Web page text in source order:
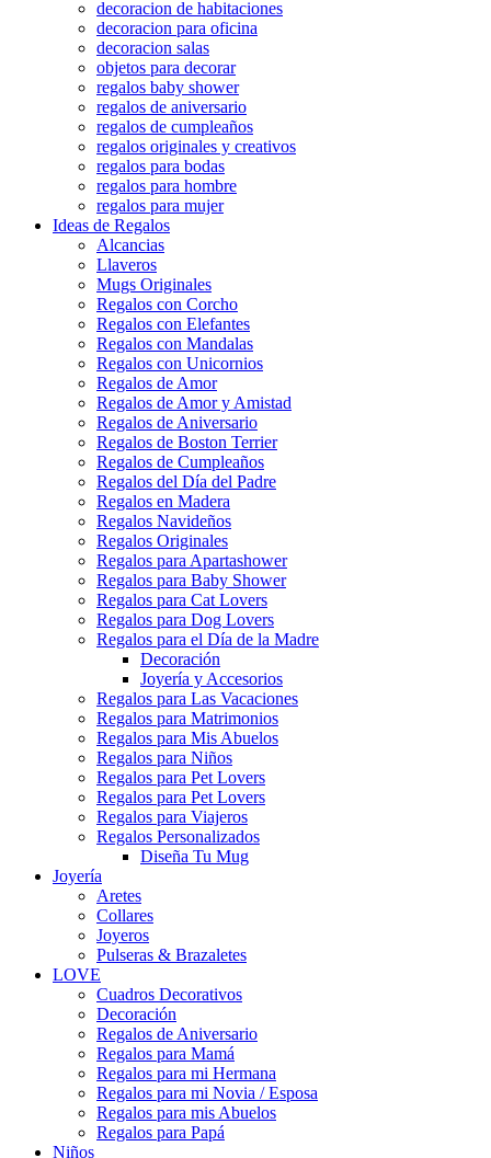
decoracion de habitaciones
decoracion para oficina
decoracion salas
objetos para decorar
regalos baby shower
regalos de aniversario
regalos de cumpleaños
regalos originales y creativos
regalos para bodas
regalos para hombre
regalos para mujer
Ideas de Regalos
Alcancias
Llaveros
Mugs Originales
Regalos con Corcho
Regalos con Elefantes
Regalos con Mandalas
Regalos con Unicornios
Regalos de Amor
Regalos de Amor y Amistad
Regalos de Aniversario
Regalos de Boston Terrier
Regalos de Cumpleaños
Regalos del Día del Padre
Regalos en Madera
Regalos Navideños
Regalos Originales
Regalos para Apartashower
Regalos para Baby Shower
Regalos para Cat Lovers
Regalos para Dog Lovers
Regalos para el Día de la Madre
Decoración
Joyería y Accesorios
Regalos para Las Vacaciones
Regalos para Matrimonios
Regalos para Mis Abuelos
Regalos para Niños
Regalos para Pet Lovers
Regalos para Pet Lovers
Regalos para Viajeros
Regalos Personalizados
Diseña Tu Mug
Joyería
Aretes
Collares
Joyeros
Pulseras & Brazaletes
LOVE
Cuadros Decorativos
Decoración
Regalos de Aniversario
Regalos para Mamá
Regalos para mi Hermana
Regalos para mi Novia / Esposa
Regalos para mis Abuelos
Regalos para Papá
Niños